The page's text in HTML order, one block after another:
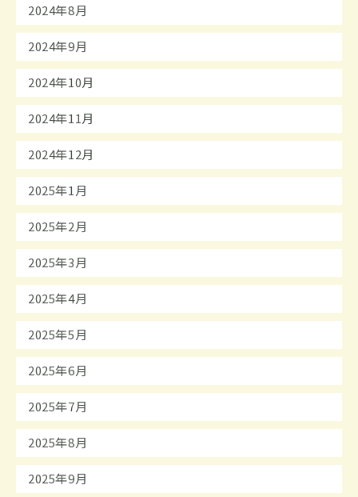
2024年8月
2024年9月
2024年10月
2024年11月
2024年12月
2025年1月
2025年2月
2025年3月
2025年4月
2025年5月
2025年6月
2025年7月
2025年8月
2025年9月